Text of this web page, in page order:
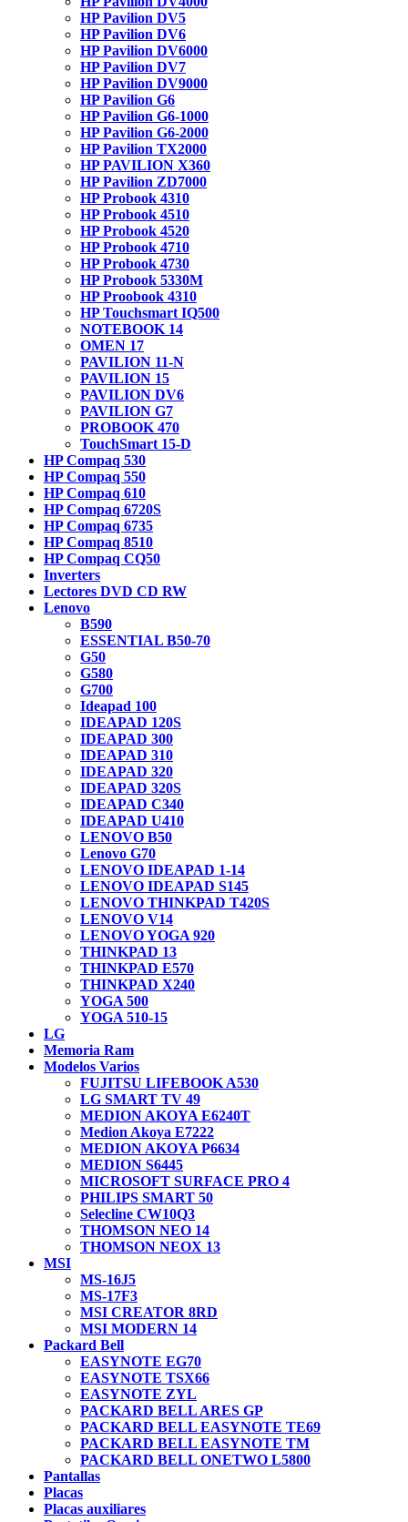
HP Pavilion DV5
HP Pavilion DV6
HP Pavilion DV6000
HP Pavilion DV7
HP Pavilion DV9000
HP Pavilion G6
HP Pavilion G6-1000
HP Pavilion G6-2000
HP Pavilion TX2000
HP PAVILION X360
HP Pavilion ZD7000
HP Probook 4310
HP Probook 4510
HP Probook 4520
HP Probook 4710
HP Probook 4730
HP Probook 5330M
HP Proobook 4310
HP Touchsmart IQ500
NOTEBOOK 14
OMEN 17
PAVILION 11-N
PAVILION 15
PAVILION DV6
PAVILION G7
PROBOOK 470
TouchSmart 15-D
HP Compaq 530
HP Compaq 550
HP Compaq 610
HP Compaq 6720S
HP Compaq 6735
HP Compaq 8510
HP Compaq CQ50
Inverters
Lectores DVD CD RW
Lenovo
B590
ESSENTIAL B50-70
G50
G580
G700
Ideapad 100
IDEAPAD 120S
IDEAPAD 300
IDEAPAD 310
IDEAPAD 320
IDEAPAD 320S
IDEAPAD C340
IDEAPAD U410
LENOVO B50
Lenovo G70
LENOVO IDEAPAD 1-14
LENOVO IDEAPAD S145
LENOVO THINKPAD T420S
LENOVO V14
LENOVO YOGA 920
THINKPAD 13
THINKPAD E570
THINKPAD X240
YOGA 500
YOGA 510-15
LG
Memoria Ram
Modelos Varios
FUJITSU LIFEBOOK A530
LG SMART TV 49
MEDION AKOYA E6240T
Medion Akoya E7222
MEDION AKOYA P6634
MEDION S6445
MICROSOFT SURFACE PRO 4
PHILIPS SMART 50
Selecline CW10Q3
THOMSON NEO 14
THOMSON NEOX 13
MSI
MS-16J5
MS-17F3
MSI CREATOR 8RD
MSI MODERN 14
Packard Bell
EASYNOTE EG70
EASYNOTE TSX66
EASYNOTE ZYL
PACKARD BELL ARES GP
PACKARD BELL EASYNOTE TE69
PACKARD BELL EASYNOTE TM
PACKARD BELL ONETWO L5800
Pantallas
Placas
Placas auxiliares